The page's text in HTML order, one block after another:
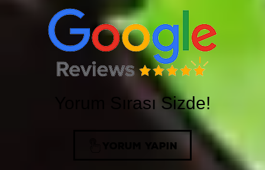
Yorum Sırası Sizde!
YORUM YAPIN